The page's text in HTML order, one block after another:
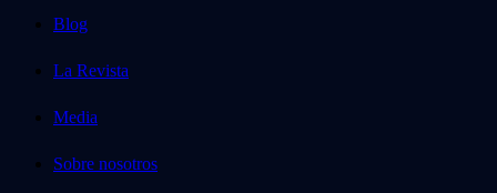
Blog
La Revista
Media
Sobre nosotros